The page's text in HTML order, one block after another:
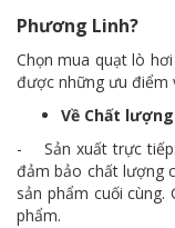
Phương Linh?
Chọn mua quạt lò
được những ưu điểm
Về Chất
- Sản xuất trực tiếp:
đảm bảo chất lượng
sản phẩm cuối
phẩm.